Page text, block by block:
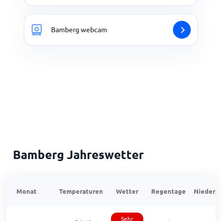
Bamberg webcam
Bamberg Jahreswetter
Monat Temperaturen Wetter Regentage
Sehr